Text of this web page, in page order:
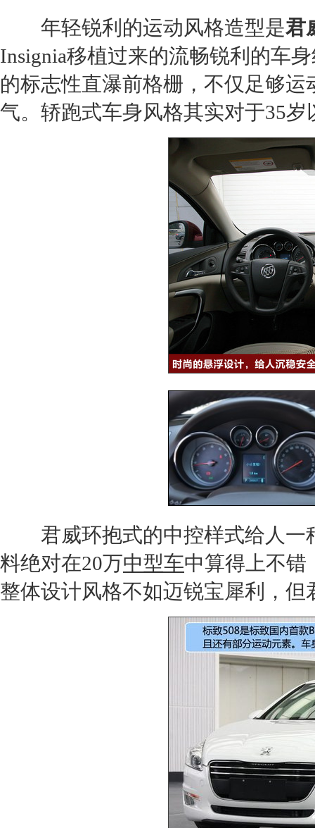
年轻锐利的运动风格造型是君
Insignia移植过来的流畅锐利的车
的标志性直瀑前格栅，不仅足够运
气。轿跑式车身风格其实对于35
君威环抱式的中控样式给人
料绝对在20万中型车中算得上不错
整体设计风格不如迈锐宝犀利，但